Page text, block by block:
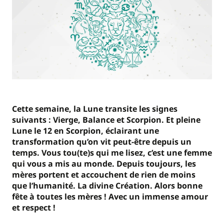
Cette semaine, la Lune transite les signes
suivants : Vierge, Balance et Scorpion. Et pleine
Lune le 12 en Scorpion, éclairant une
transformation qu’on vit peut-être depuis un
temps. Vous tou(te)s qui me lisez, c’est une femme
qui vous a mis au monde. Depuis toujours, les
mères portent et accouchent de rien de moins
que l’humanité. La divine Création. Alors bonne
fête à toutes les mères ! Avec un immense amour
et respect !